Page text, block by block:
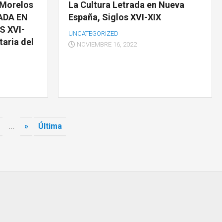
EN
XVI-
del
La Cultura Letrada en Nueva
España, Siglos XVI-XIX
UNCATEGORIZED
NOVIEMBRE 16, 2022
... » Última